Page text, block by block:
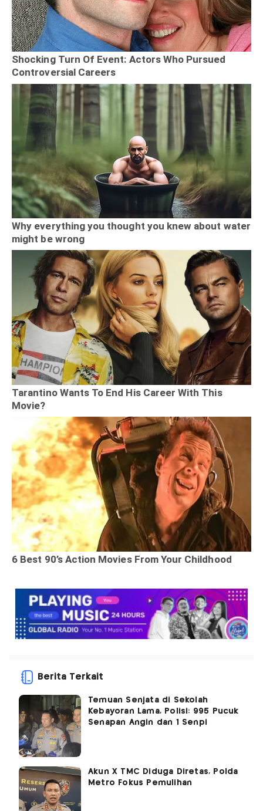
Berita Terkait
Temuan Senjata di Sekolah
Kebayoran Lama, Polisi: 995 Pucuk
Senapan Angin dan 1 Senpi
Akun X TMC Diduga Diretas, Polda
Metro Fokus Pemulihan